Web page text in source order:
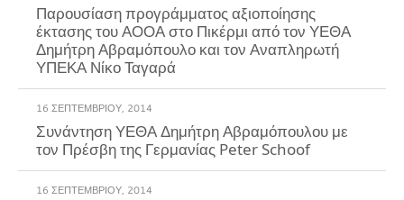
Παρουσίαση προγράμματος αξιοποίησης
έκτασης του ΑΟΟΑ στο Πικέρμι από τον ΥΕΘΑ
Δημήτρη Αβραμόπουλο και τον Αναπληρωτή
16 ΣΕΠΤΕΜΒΡΊΟΥ, 2014
Συνάντηση ΥΕΘΑ Δημήτρη Αβραμόπουλου με
τον Πρέσβη της Γερμανίας Peter Schoof
16 ΣΕΠΤΕΜΒΡΊΟΥ, 2014